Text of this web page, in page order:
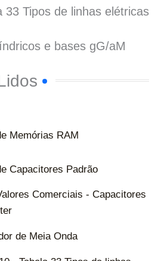
33 Tipos de linhas elétricas
e bases gG/aM
Memórias RAM
Capacitores Padrão
Comerciais - Capacitores
de Meia Onda